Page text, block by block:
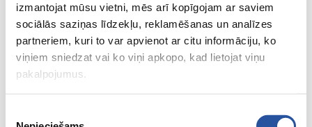
izmantojat mūsu vietni, mēs arī kopīgojam ar saviem
sociālās saziņas līdzekļu, reklamēšanas un analīzes
partneriem, kuri to var apvienot ar citu informāciju, ko
viņiem sniedzat vai ko viņi apkopo, kad lietojat viņu
pakalpojumus.
An online store with great prices and quality
products, where customer satisfaction is our
main value.
Everything for your home and
garden!